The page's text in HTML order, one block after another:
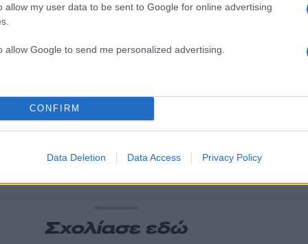
allow my user data to be sent to Google for online advertising
allow Google to send me personalized advertising.
CONFIRM
Data Deletion Data Access Privacy Policy
Σχολίασε εδώ